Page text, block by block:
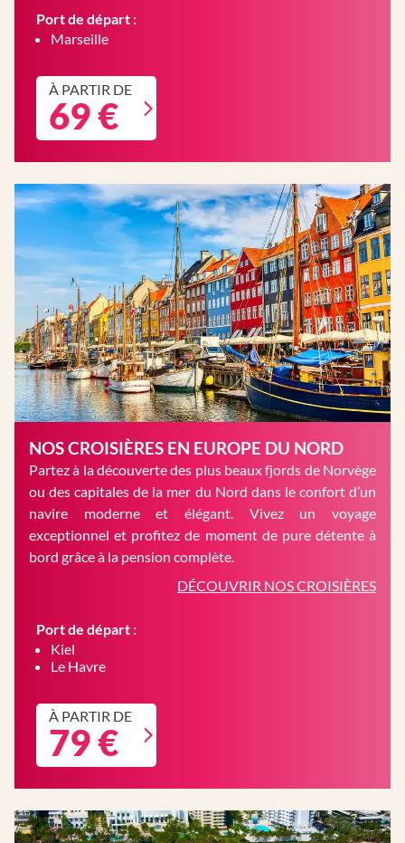
Port de départ :
Marseille
À PARTIR DE
69 €
NOS CROISIÈRES EN EUROPE DU NORD
Partez à la découverte des plus beaux fjords de Norvège
ou des capitales de la mer du Nord dans le confort d’un
navire moderne et élégant. Vivez un voyage
exceptionnel et profitez de moment de pure détente à
bord grâce à la pension complète.
DÉCOUVRIR NOS CROISIÈRES
Port de départ :
Kiel
Le Havre
À PARTIR DE
79 €